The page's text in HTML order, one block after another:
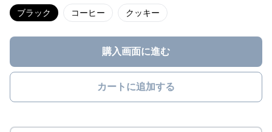
ブラック コーヒー クッキー
購入画面に進む
カートに追加する